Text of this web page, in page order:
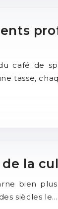
café de
tasse,
la
bien plus
siècles le…